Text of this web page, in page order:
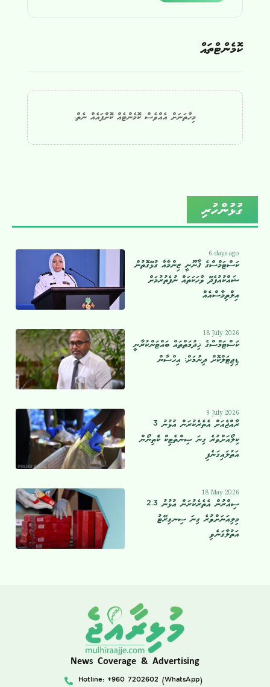
ކޮމެންޓްތައް
މިހާތަނަށް އެއްވެސް ކޮމެންޓެއް ކޮށްފައެއް ނެތް.
ގުޅުންހުރި
6 days ago
ކަސްޓަމްސްގެ ޤާނޫނީ ޒިންމާއާ ގުޅޭގޮތުން
ޝައްކުއުފެދޭ ވާހަކަތައް ނުފެތުރުމަށް
އިލްތިމާސްއެއް
18 July 2026
ކަސްޓަމްސްގެ ޚިދުމަތްތައް ބައްޓަންކުރާނީ
ޑިޖިޓަލްކޮށް ދިނުމަށް: އިޙްސާން
9 July 2026
ރާއްޖެއަށް އެތެރެކުރަން އުޅުނު 3
ކިލޯއަށްވުރެ ގިނަ ސިންތެޓިކް ކެެތިނޯން
އަތުލައިގަނެފި
18 May 2026
ސިއްރުން އެތެރެކުރަން އުޅުނު 2.3
މިލިއަނަށްވުރެ ގިނަ ސިނގިރޭޓު
އަތުލާގަނެވި
News Coverage & Advertising
Hotline: +960 7202602 (WhatsApp)